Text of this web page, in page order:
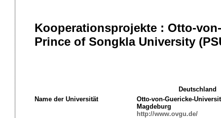
Kooperationsprojekte : Otto-
Prince of Songkla University
Deutschland
Name der Universität
Otto-von-Guericke-
Magdeburg
http://www.ovgu.de/